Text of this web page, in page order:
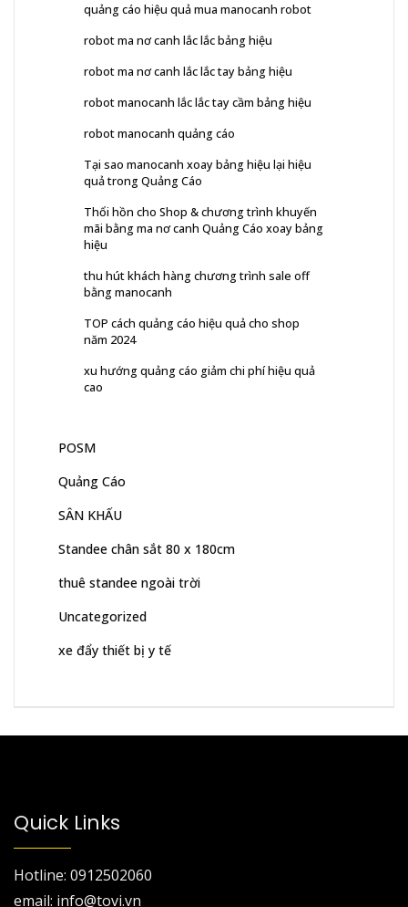
quảng cáo hiệu quả mua manocanh robot
robot ma nơ canh lắc lắc bảng hiệu
robot ma nơ canh lắc lắc tay bảng hiệu
robot manocanh lắc lắc tay cầm bảng hiệu
robot manocanh quảng cáo
Tại sao manocanh xoay bảng hiệu lại hiệu
quả trong Quảng Cáo
Thổi hồn cho Shop & chương trình khuyến
mãi bằng ma nơ canh Quảng Cáo xoay bảng
hiệu
thu hút khách hàng chương trình sale off
bằng manocanh
TOP cách quảng cáo hiệu quả cho shop
năm 2024
xu hướng quảng cáo giảm chi phí hiệu quả
cao
POSM
Quảng Cáo
SÂN KHẤU
Standee chân sắt 80 x 180cm
thuê standee ngoài trời
Uncategorized
xe đẩy thiết bị y tế
Quick Links
Hotline: 0912502060
email: info@tovi.vn